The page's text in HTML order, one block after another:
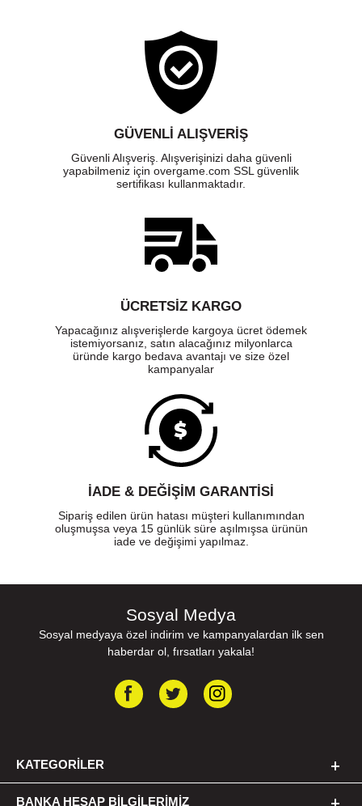
GÜVENLI ALIŞVERIŞ
Güvenli Alışveriş. Alışverişinizi daha güvenli
yapabilmeniz için overgame.com SSL güvenlik
sertifikası kullanmaktadır.
ÜCRETSIZ KARGO
Yapacağınız alışverişlerde kargoya ücret ödemek
istemiyorsanız, satın alacağınız milyonlarca
üründe kargo bedava avantajı ve size özel
kampanyalar
İADE & DEĞİŞİM GARANTİSİ
Sipariş edilen ürün hatası müşteri kullanımından
oluşmuşsa veya 15 günlük süre aşılmışsa ürünün
iade ve değişimi yapılmaz.
Sosyal Medya
Sosyal medyaya özel indirim ve kampanyalardan ilk sen
haberdar ol, fırsatları yakala!
KATEGORILER
BANKA HESAP BILGILERIMIZ